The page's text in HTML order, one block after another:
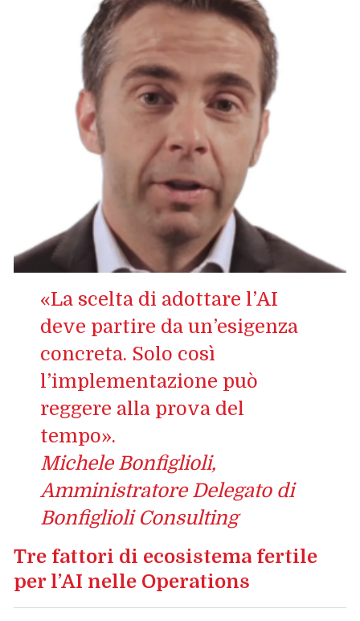
«La scelta di adottare l’AI
deve partire da un’esigenza
concreta. Solo così
l’implementazione può
reggere alla prova del
tempo».
Michele Bonfiglioli,
Amministratore Delegato di
Bonfiglioli Consulting
Tre fattori di ecosistema fertile
per l’AI nelle Operations